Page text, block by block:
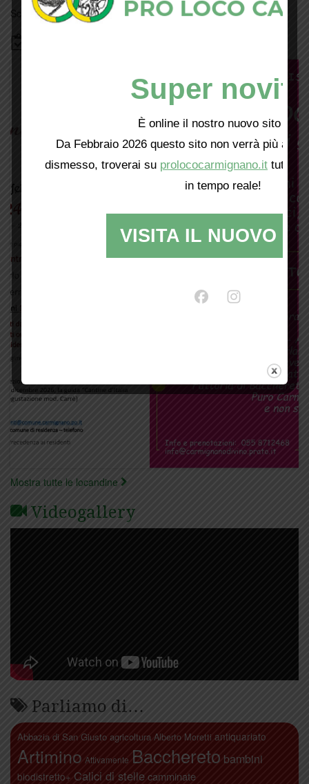
Scopri tutti gli eventiqui
Mostra tutte le locandine
Videogallery
Parliamo di…
Abbazia di San Giusto agricoltura Alberto Moretti antiquariato
Artimino Attivamente Bacchereto bambini
biodistretto+ Calici di stelle camminate
Super
È online il nostro nuovo sito web!
Da Febbraio 2026 questo sito non verrà più
dismesso, troverai su prolococarmignano.it tutti i
in tempo reale!
VISITA IL NUOVO